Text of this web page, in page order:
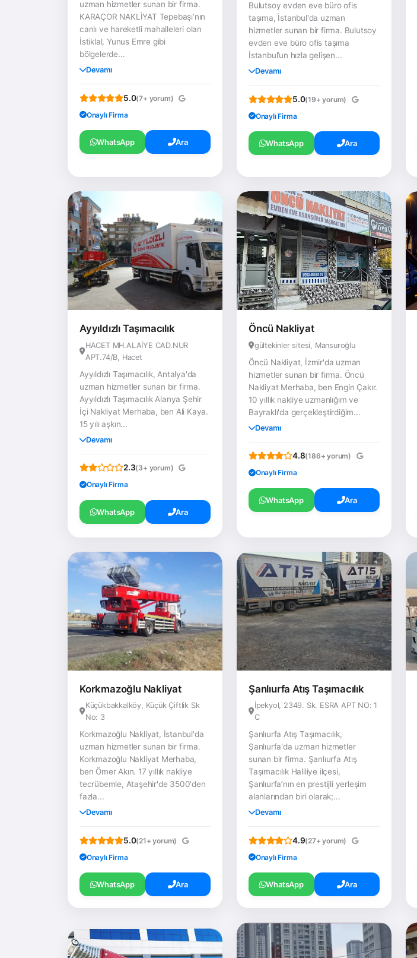
uzman hizmetler sunan bir firma.
KARAÇOR NAKLİYAT Tepebaşı’nın
canlı ve hareketli mahalleleri olan
İstiklal, Yunus Emre gibi
bölgelerde...
Devamı
5.0(7+ yorum)
Onaylı Firma
WhatsApp Ara
Bulutsoy evden eve büro ofis
taşıma, İstanbul'da uzman
hizmetler sunan bir firma. Bulutsoy
evden eve büro ofis taşıma
İstanbul’un hızla gelişen...
Devamı
5.0(19+ yorum)
Onaylı Firma
WhatsApp Ara
Ayyıldızlı Taşımacılık
HACET MH.ALAİYE CAD.NUR
APT.74/B, Hacet
Ayyıldızlı Taşımacılık, Antalya'da
uzman hizmetler sunan bir firma.
Ayyıldızlı Taşımacılık Alanya Şehir
İçi Nakliyat Merhaba, ben Ali Kaya.
15 yılı aşkın...
Devamı
2.3(3+ yorum)
Onaylı Firma
WhatsApp Ara
Öncü Nakliyat
gültekinler sitesi, Mansuroğlu
Öncü Nakliyat, İzmir'da uzman
hizmetler sunan bir firma. Öncü
Nakliyat Merhaba, ben Engin Çakır.
10 yıllık nakliye uzmanlığım ve
Bayraklı'da gerçekleştirdiğim...
Devamı
4.8(186+ yorum)
Onaylı Firma
WhatsApp Ara
Korkmazoğlu Nakliyat
Küçükbakkalköy, Küçük Çiftlik Sk
No: 3
Korkmazoğlu Nakliyat, İstanbul'da
uzman hizmetler sunan bir firma.
Korkmazoğlu Nakliyat Merhaba,
ben Ömer Akın. 17 yıllık nakliye
tecrübemle, Ataşehir'de 3500'den
fazla...
Devamı
5.0(21+ yorum)
Onaylı Firma
WhatsApp Ara
Şanlıurfa Atış Taşımacılık
İpekyol, 2349. Sk. ESRA APT NO: 1
C
Şanlıurfa Atış Taşımacılık,
Şanlıurfa'da uzman hizmetler
sunan bir firma. Şanlıurfa Atış
Taşımacılık Haliliye ilçesi,
Şanlıurfa’nın en prestijli yerleşim
alanlarından biri olarak;...
Devamı
4.9(27+ yorum)
Onaylı Firma
WhatsApp Ara